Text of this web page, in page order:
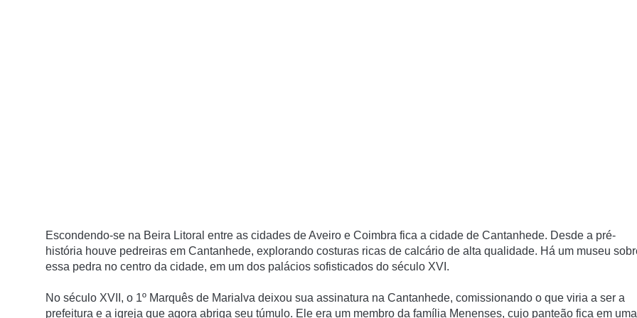
Escondendo-se na Beira Litoral entre as cidades de Aveiro e Coimbra fica a cidade de Cantanhede. Desde a pré-
história houve pedreiras em Cantanhede, explorando costuras ricas de calcário de alta qualidade. Há um museu
essa pedra no centro da cidade, em um dos palácios sofisticados do século XVI.
No século XVII, o 1º Marquês de Marialva deixou sua assinatura na Cantanhede, comissionando o que viria a ser a
prefeitura e a igreja que agora abriga seu túmulo. Ele era um membro da família Menenses, cujo panteão fica em uma